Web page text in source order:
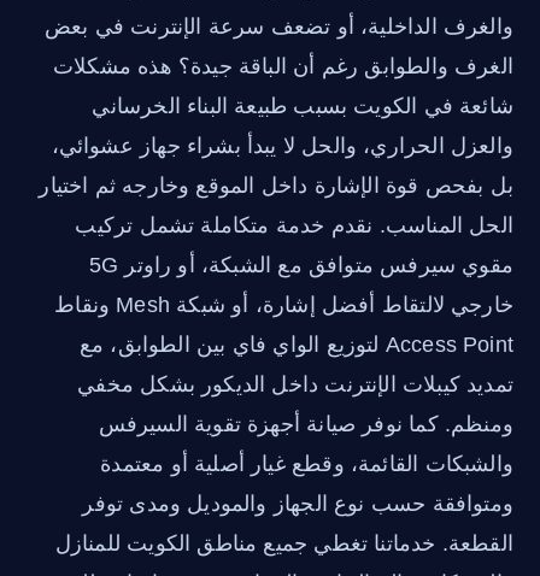
والغرف الداخلية، أو تضعف سرعة الإنترنت في بعض
الغرف والطوابق رغم أن الباقة جيدة؟ هذه مشكلات
شائعة في الكويت بسبب طبيعة البناء الخرساني
والعزل الحراري، والحل لا يبدأ بشراء جهاز عشوائي،
بل بفحص قوة الإشارة داخل الموقع وخارجه ثم اختيار
الحل المناسب. نقدم خدمة متكاملة تشمل تركيب
مقوي سيرفس متوافق مع الشبكة، أو راوتر 5G
خارجي لالتقاط أفضل إشارة، أو شبكة Mesh ونقاط
Access Point لتوزيع الواي فاي بين الطوابق، مع
تمديد كيبلات الإنترنت داخل الديكور بشكل مخفي
ومنظم. كما نوفر صيانة أجهزة تقوية السيرفس
والشبكات القائمة، وقطع غيار أصلية أو معتمدة
ومتوافقة حسب نوع الجهاز والموديل ومدى توفر
القطعة. خدماتنا تغطي جميع مناطق الكويت للمنازل